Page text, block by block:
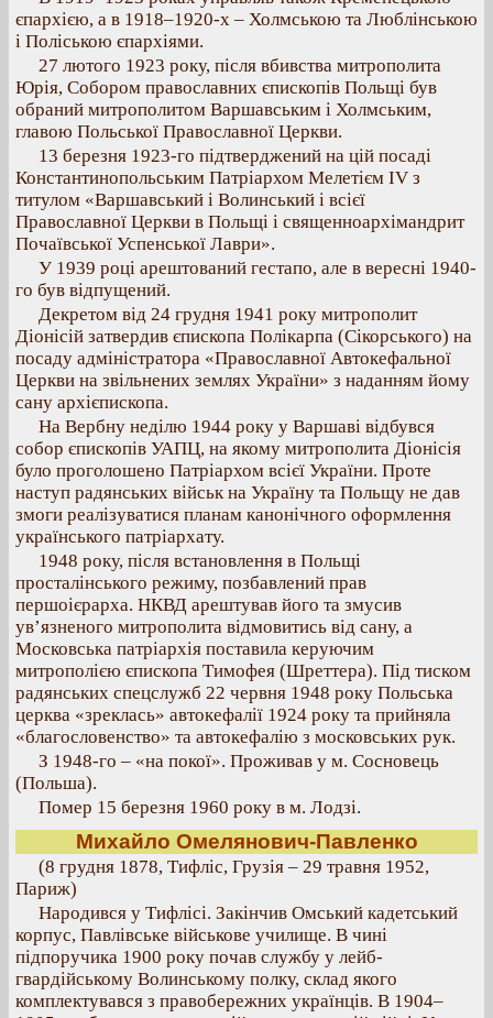
єпархією, а в 1918–1920-х – Холмською та Люблінською
і Поліською єпархіями.
27 лютого 1923 року, після вбивства митрополита
Юрія, Собором православних єпископів Польщі був
обраний митрополитом Варшавським і Холмським,
главою Польської Православної Церкви.
13 березня 1923-го підтверджений на цій посаді
Константинопольським Патріархом Мелетієм IV з
титулом «Варшавський і Волинський і всієї
Православної Церкви в Польщі і священноархімандрит
Почаївської Успенської Лаври».
У 1939 році арештований гестапо, але в вересні 1940-
го був відпущений.
Декретом від 24 грудня 1941 року митрополит
Діонісій затвердив єпископа Полікарпа (Сікорського) на
посаду адміністратора «Православної Автокефальної
Церкви на звільнених землях України» з наданням йому
сану архієпископа.
На Вербну неділю 1944 року у Варшаві відбувся
собор єпископів УАПЦ, на якому митрополита Діонісія
було проголошено Патріархом всієї України. Проте
наступ радянських військ на Україну та Польщу не дав
змоги реалізуватися планам канонічного оформлення
українського патріархату.
1948 року, після встановлення в Польщі
просталінського режиму, позбавлений прав
першоієрарха. НКВД арештував його та змусив
ув’язненого митрополита відмовитись від сану, а
Московська патріархія поставила керуючим
митрополією єпископа Тимофея (Шреттера). Під тиском
радянських спецслужб 22 червня 1948 року Польська
церква «зреклась» автокефалії 1924 року та прийняла
«благословенство» та автокефалію з московських рук.
З 1948-го – «на покої». Проживав у м. Сосновець
(Польша).
Помер 15 березня 1960 року в м. Лодзі.
Михайло Омелянович-Павленко
(8 грудня 1878, Тифліс, Грузія – 29 травня 1952,
Париж)
Народився у Тифлісі. Закінчив Омський кадетський
корпус, Павлівське військове училище. В чині
підпоручика 1900 року почав службу у лейб-
гвардійському Волинському полку, склад якого
комплектувався з правобережних українців. В 1904–